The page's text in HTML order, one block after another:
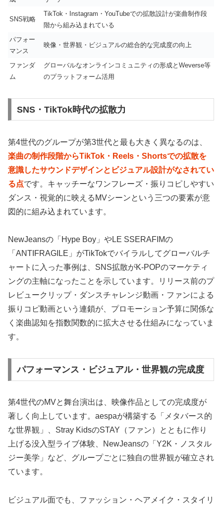
SNS戦略
TikTok・Instagram・YouTubeでの拡散設計が楽曲制作段
階から組み込まれている
パフォー
マンス
映像・世界観・ビジュアルの総合的な完成度の向上
ファンダ
ム
グローバルなオンラインコミュニティの形成とWeverse等
のプラットフォーム活用
SNS・TikTok時代の拡散力
第4世代のグループが第3世代と最も大きく異なるのは、
楽曲の制作段階からTikTok・Reels・Shortsでの拡散を
意識したサウンドデザインとビジュアル設計がなされてい
る点です。キャッチーなワンフレーズ・振りコピしやすい
ダンス・視覚的に映えるMVシーンという三つの要素が意
図的に組み込まれています。
NewJeansの「Hype Boy」やLE SSERAFIMの
「ANTIFRAGILE」がTikTokでバイラルしてグローバルチ
ャートに入った事例は、SNS拡散がK-POPのマーケティ
ングの主軸になったことを示しています。リリース前のプ
レビュークリップ・ダンスチャレンジ動画・ファンによる
振りコピ動画という連鎖が、プロモーション予算に関係な
く楽曲認知を指数関数的に拡大させる仕組みになっていま
す。
パフォーマンス・ビジュアル・世界観の完成度
第4世代のMVと舞台演出は、映像作品としての完成度が
著しく向上しています。aespaが構築する「メタバース的
な世界観」、Stray KidsのSTAY（ファン）とともに作り
上げる没入型ライブ体験、NewJeansの「Y2K・ノスタル
ジー美学」など、グループごとに独自の世界観が確立され
ています。
ビジュアル面でも、ファッション・ヘアメイク・スタイリ